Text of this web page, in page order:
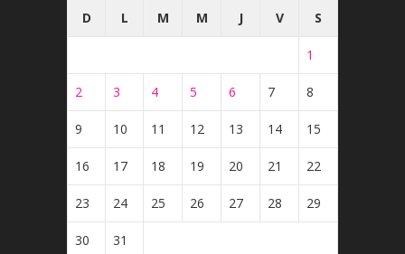
D
L M M J V S
1
2 3 4 5 6 7 8
9 10 11 12 13 14 15
16 17 18 19 20 21 22
23 24 25 26 27 28 29
30 31